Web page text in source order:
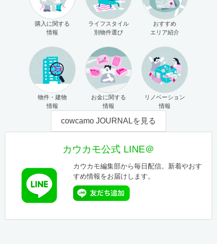
購入に関する
情報
ライフスタイル
別物件選び
おすすめ
エリア紹介
物件・建物
情報
お金に関する
情報
リノベーション
情報
cowcamo JOURNALを見る
カウカモ公式 LINE＠
カウカモ編集部から毎日配信。新着やおす
すめ情報をお届けします。